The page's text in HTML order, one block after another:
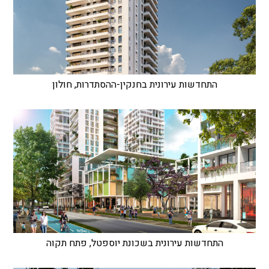
התחדשות עירונית בחנקין-ההסתדרות, חולון
התחדשות עירונית בשכונת יוספטל, פתח תקוה